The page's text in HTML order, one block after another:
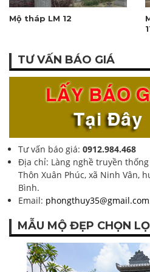
Mộ tháp LM 12
TƯ VẤN BÁO GIÁ
Tư vấn báo giá: 0912.984.468
Địa chỉ: Làng nghề truyền
Thôn Xuân Phúc, xã Ninh Vân,
Bình.
Email: phongthuy35@gmail.com
MẪU MỘ ĐẸP CHỌN